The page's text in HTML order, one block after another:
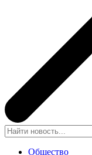
Общество